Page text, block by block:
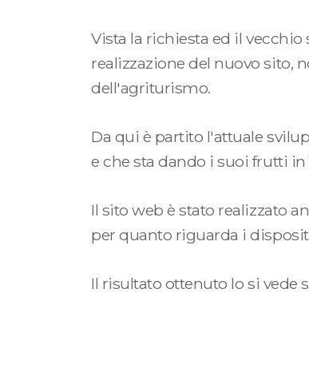
Vista la richiesta ed il
realizzazione del nuovo sito,
dell'agriturismo.
Da qui è partito l'attuale
e che sta dando i suoi frutti
Il sito web è stato realizzato
per quanto riguarda i
Il risultato ottenuto lo si vede